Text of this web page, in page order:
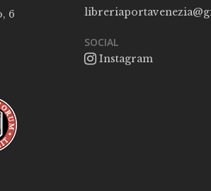
6
SOCIAL
Instagram